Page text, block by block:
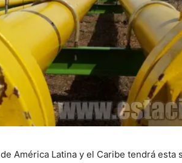
de América Latina y el Caribe tendrá esta